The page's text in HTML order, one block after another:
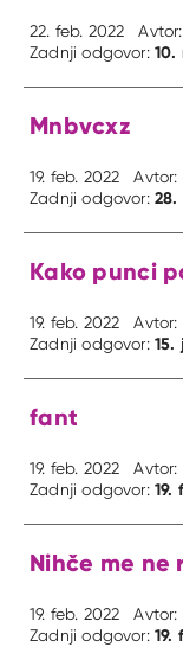
22. feb. 2022 Avtor:
Zadnji odgovor:10.
Mnbvcxz
19. feb. 2022 Avtor:
Zadnji odgovor:28.
Kako punci
19. feb. 2022 Avtor:
Zadnji odgovor:15.
fant
19. feb. 2022 Avtor:
Zadnji odgovor:19.
Nihče me ne
19. feb. 2022 Avtor:
Zadnji odgovor:19.